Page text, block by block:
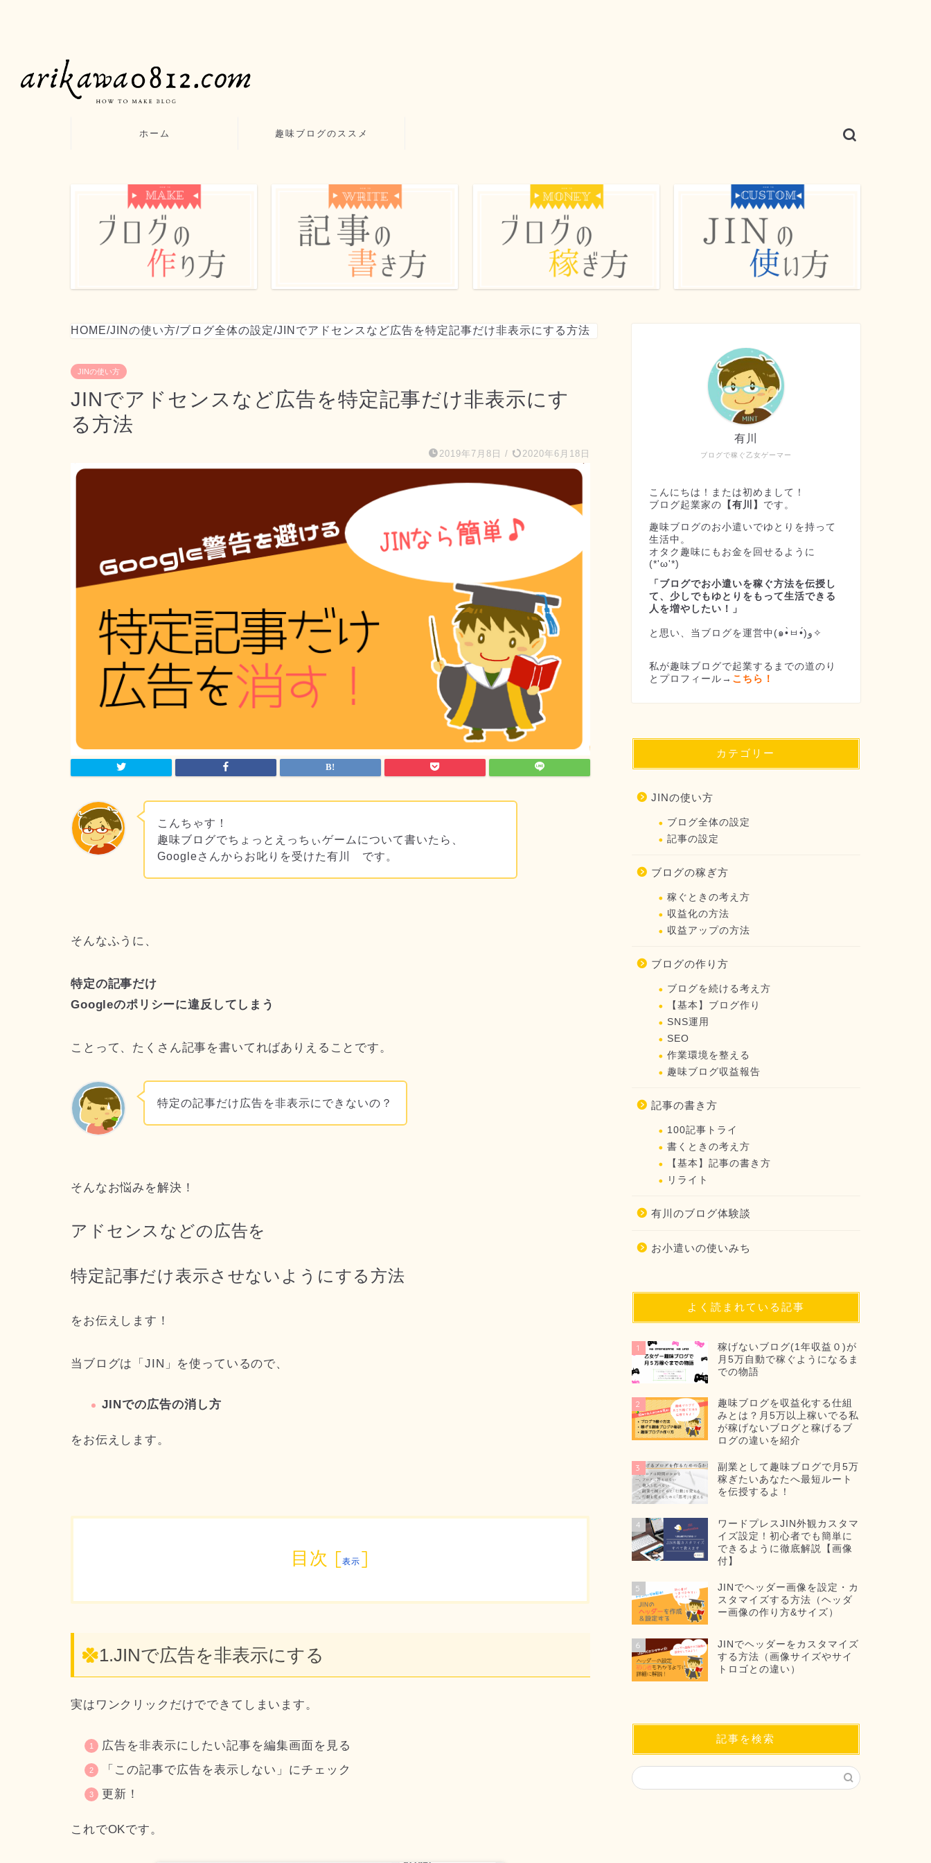
ホーム 趣味ブログのススメ
HOME/JINの使い方/ブログ全体の設定/JINでアドセンスなど広告を特定記事だけ非表示にする方法
JINの使い方
JINでアドセンスなど広告を特定記事だけ非表示にす
る方法
2019年7月8日 / 2020年6月18日
こんちゃす！
趣味ブログでちょっとえっちぃゲームについて書いたら、
Googleさんからお叱りを受けた有川 です。
そんなふうに、
特定の記事だけ
Googleのポリシーに違反してしまう
ことって、たくさん記事を書いてればありえることです。
特定の記事だけ広告を非表示にできないの？
そんなお悩みを解決！
アドセンスなどの広告を
特定記事だけ表示させないようにする方法
をお伝えします！
当ブログは「JIN」を使っているので、
JINでの広告の消し方
をお伝えします。
目次 [表示 ]
1.JINで広告を非表示にする
実はワンクリックだけでできてしまいます。
広告を非表示にしたい記事を編集画面を見る
「この記事で広告を表示しない」にチェック
更新！
これでOKです。
ブログで稼ぐ乙女ゲーマー
有川
こんにちは！または初めまして！
ブログ起業家の 【有川】 です。
趣味ブログのお小遣いでゆとりを持って
生活中。
オタク趣味にもお金を回せるように
(*'ω'*)
「ブログでお小遣いを稼ぐ方法を伝授し
て、少しでもゆとりをもって生活できる
人を増やしたい！」
と思い、当ブログを運営中(๑•̀ㅂ•́)و✧
私が趣味ブログで起業するまでの道のり
とプロフィール→ こちら！
カテゴリー
JINの使い方
ブログ全体の設定
記事の設定
ブログの稼ぎ方
稼ぐときの考え方
収益化の方法
収益アップの方法
ブログの作り方
ブログを続ける考え方
【基本】ブログ作り
SNS運用
SEO
作業環境を整える
趣味ブログ収益報告
記事の書き方
100記事トライ
書くときの考え方
【基本】記事の書き方
リライト
有川のブログ体験談
お小遣いの使いみち
よく読まれている記事
1
稼げないブログ(1年収益０)が
月5万自動で稼ぐようになるま
での物語
2
趣味ブログを収益化する仕組
みとは？月5万以上稼いでる私
が稼げないブログと稼げるブ
ログの違いを紹介
3
副業として趣味ブログで月5万
稼ぎたいあなたへ最短ルート
を伝授するよ！
4
ワードプレスJIN外観カスタマ
イズ設定！初心者でも簡単に
できるように徹底解説【画像
付】
5
JINでヘッダー画像を設定・カ
スタマイズする方法（ヘッダ
ー画像の作り方&サイズ）
6
JINでヘッダーをカスタマイズ
する方法（画像サイズやサイ
トロゴとの違い）
記事を検索